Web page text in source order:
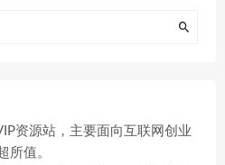
资源站，主要面向互联网创业
所值。